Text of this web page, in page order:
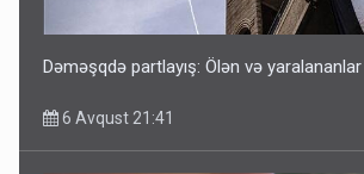
Dəməşqdə partlayış: Ölən və
6 Avqust 21:41